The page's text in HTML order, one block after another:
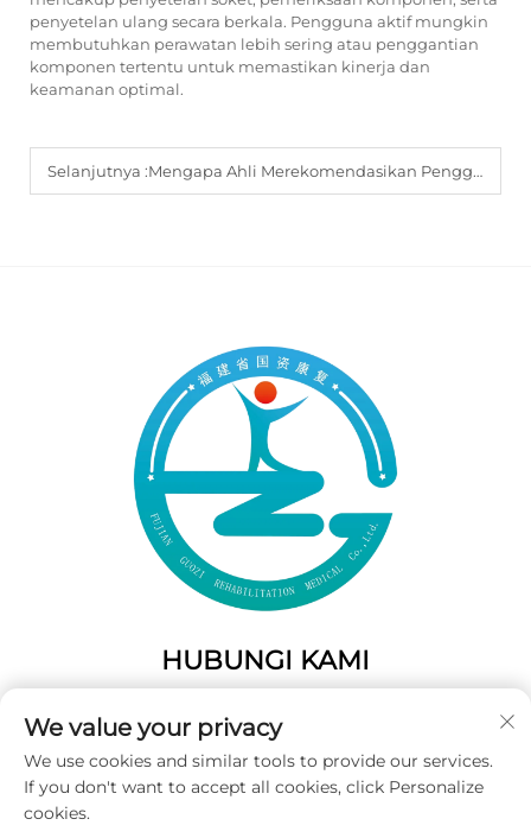
penyetelan ulang secara berkala. Pengguna aktif mungkin
membutuhkan perawatan lebih sering atau penggantian
komponen tertentu untuk memastikan kinerja dan
keamanan optimal.
Selanjutnya :Mengapa Ahli Merekomendasikan Penggunaan Protesis Disabilitas Sejak Dini Setelah Amputasi?
HUBUNGI KAMI
Tiongkok
Telp:+86-19859128239
E-Mail:
We value your privacy
We use cookies and similar tools to provide our services.
If you don't want to accept all cookies, click Personalize
cookies.